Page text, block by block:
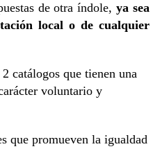
de otra índole,ya sea
local o de cualquier
catálogos que tienen una
voluntario y
que promueven la igualdad